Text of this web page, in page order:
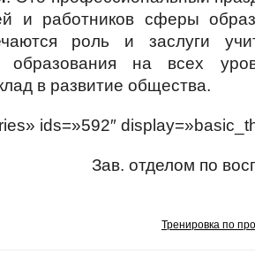
и работников сферы
роль и заслуги
образования на всех
в развитие общества.
ids=»592″
Зав. отделом по
Тренировка по